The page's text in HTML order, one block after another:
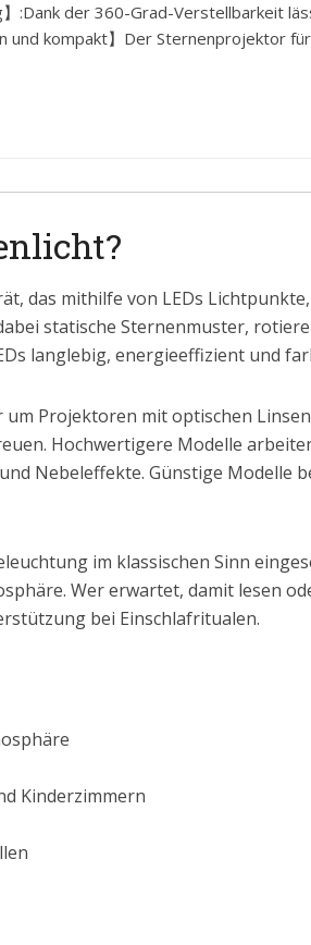
】:Dank der 360-Grad-Verstellbarkeit
und kompakt】Der Sternenprojektor
das mithilfe von LEDs
statische Sternenmuster,
langlebig, energieeffizient und
um Projektoren mit optischen
Hochwertigere Modelle
Nebeleffekte. Günstige Modelle
im klassischen Sinn
Wer erwartet, damit lesen
bei Einschlafritualen.
Kinderzimmern